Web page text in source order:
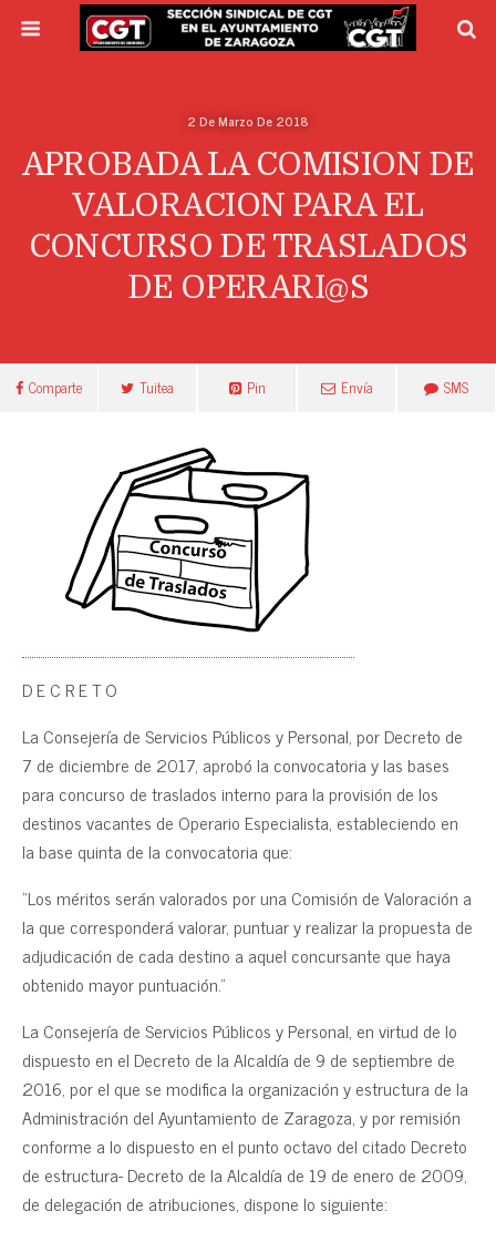
2 De Marzo De 2018
APROBADA LA COMISION DE
VALORACION PARA EL
CONCURSO DE TRASLADOS
DE OPERARI@S
Comparte Tuitea Pin Envía SMS
D E C R E T O
La Consejería de Servicios Públicos y Personal, por Decreto de
7 de diciembre de 2017, aprobó la convocatoria y las bases
para concurso de traslados interno para la provisión de los
destinos vacantes de Operario Especialista, estableciendo en
la base quinta de la convocatoria que:
“Los méritos serán valorados por una Comisión de Valoración a
la que corresponderá valorar, puntuar y realizar la propuesta de
adjudicación de cada destino a aquel concursante que haya
obtenido mayor puntuación.”
La Consejería de Servicios Públicos y Personal, en virtud de lo
dispuesto en el Decreto de la Alcaldía de 9 de septiembre de
2016, por el que se modifica la organización y estructura de la
Administración del Ayuntamiento de Zaragoza, y por remisión
conforme a lo dispuesto en el punto octavo del citado Decreto
de estructura- Decreto de la Alcaldía de 19 de enero de 2009,
de delegación de atribuciones, dispone lo siguiente: